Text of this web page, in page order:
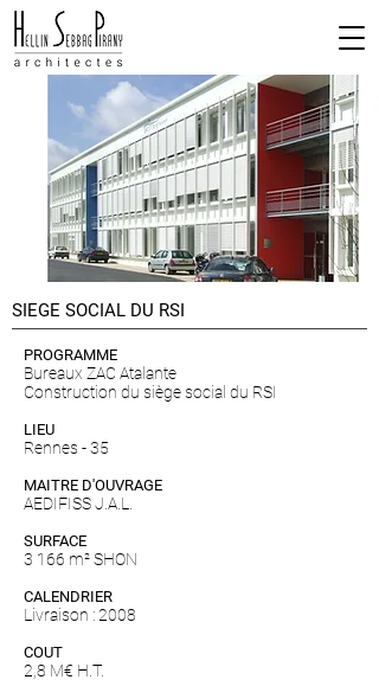
SIEGE SOCIAL DU RSI
PROGRAMME
Bureaux ZAC Atalante
Construction du siège social du RSI
LIEU
Rennes - 35
MAITRE D'OUVRAGE
AEDIFISS J.A.L.
SURFACE
3 166 m² SHON
CALENDRIER
Livraison : 2008
COUT
2,8 M€ H.T.